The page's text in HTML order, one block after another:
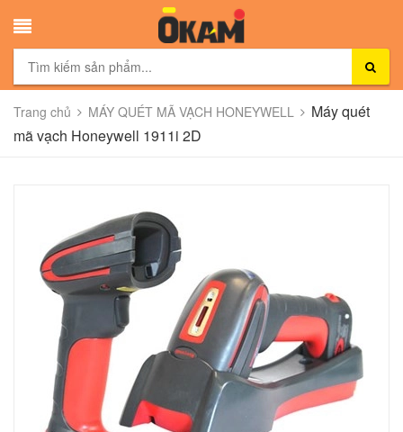
Trang chủ MÁY QUÉT MÃ VẠCH HONEYWELL
Máy quét
mã vạch Honeywell 1911i 2D